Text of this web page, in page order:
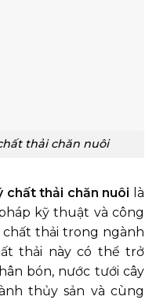
thải chăn nuôi
chất thải chăn nuôi là
kỹ thuật và công
thải trong ngành
thải này có thể trở
bón, nước tưới cây
thủy sản và cùng